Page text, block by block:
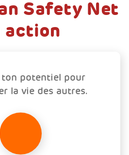
Safety Net
action
ton potentiel pour
la vie des autres.